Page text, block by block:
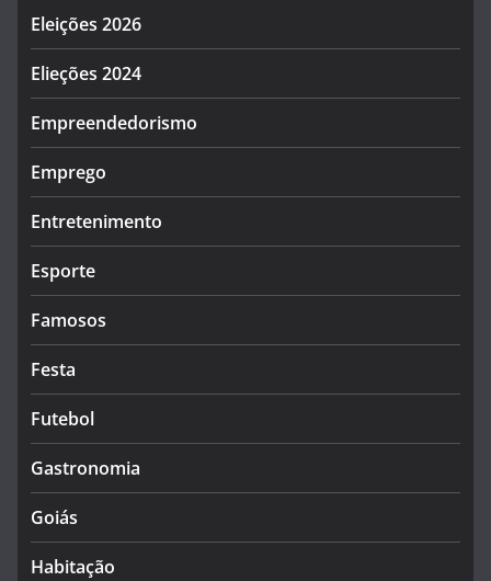
Eleições 2026
Elieções 2024
Empreendedorismo
Emprego
Entretenimento
Esporte
Famosos
Festa
Futebol
Gastronomia
Goiás
Habitação